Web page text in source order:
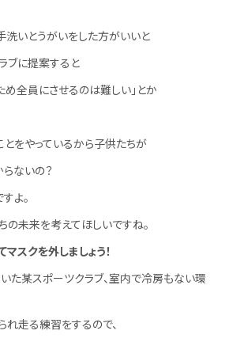
洗いとうがいをした方がいいと
ブに提案すると
全員にさせるのは難しい」とか
をやっているから子供たちが
ないの？
よ。
の未来を考えてほしいですね。
スクを外しましょう！
某スポーツクラブ、室内で冷房もない環
る練習をするので、